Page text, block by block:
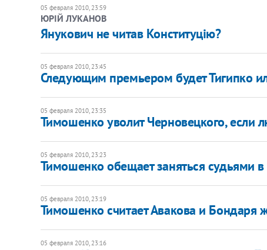
05 февраля 2010, 23:59
ЮРІЙ ЛУКАНОВ
Янукович не читав Конституцію?
05 февраля 2010, 23:45
Следующим премьером будет Тигипко
05 февраля 2010, 23:35
Тимошенко уволит Черновецкого, если
05 февраля 2010, 23:23
Тимошенко обещает заняться судьями
05 февраля 2010, 23:19
Тимошенко считает Авакова и Бондаря
05 февраля 2010, 23:16